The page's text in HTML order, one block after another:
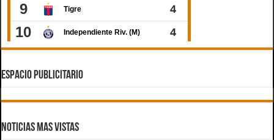
ESPACIO PUBLICITARIO
Noticias Mas Vistas